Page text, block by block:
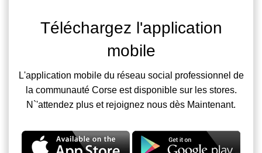
Téléchargez l'application
mobile
L'application mobile du réseau social professionnel de
la communauté Corse est disponible sur les stores.
N`'attendez plus et rejoignez nous dès Maintenant.